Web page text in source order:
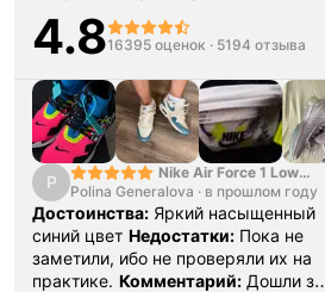
4.816395 оценок · 5194 отзыва
P
Nike Air Force 1 Low
College Pack White
Blue
Polina Generalova · в прошлом году
Достоинства: Яркий насыщенный
синий цвет Недостатки: Пока не
заметили, ибо не проверяли их на
практике. Комментарий: Дошли за